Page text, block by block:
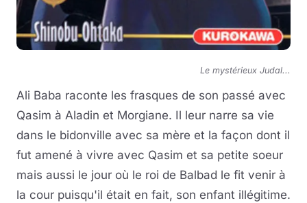
Le mystérieux Judal...
Ali Baba raconte les frasques de son passé avec
Qasim à Aladin et Morgiane. Il leur narre sa vie
dans le bidonville avec sa mère et la façon dont il
fut amené à vivre avec Qasim et sa petite soeur
mais aussi le jour où le roi de Balbad le fit venir à
la cour puisqu'il était en fait, son enfant illégitime.